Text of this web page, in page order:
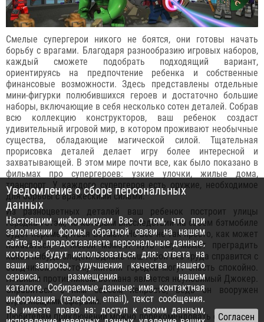
Смелые супергерои никого не боятся, они готовы начать
борьбу с врагами. Благодаря разнообразию игровых наборов,
каждый сможете подобрать подходящий вариант,
ориентируясь на предпочтение ребенка и собственные
финансовые возможности. Здесь представлены отдельные
мини-фигурки полюбившихся героев и достаточно большие
наборы, включающие в себя несколько сотен деталей. Собрав
всю коллекцию конструкторов, ваш ребенок создаст
удивительный игровой мир, в котором проживают необычные
существа, обладающие магической силой. Тщательная
прорисовка деталей делает игру более интересной и
захватывающей. В этом мире почти все, как было показано в
фильмах про супергероев: узкие улочки, жилые дома,
транспорт. У каждого супергероя есть оружие, необходимое
для борьбы с вражескими силами.
Из разноцветных деталей ваш ребенок построит улицы
городка Готэм, по которым впоследствии на своем бэтмобиле
будет перемещаться Бэтман. Но все не так просто, как может
показаться. В любой момент путь ему может преградить
какой-нибудь злодей. Однако наш герой без труда справится с
обидчиком. Поэтому жители городка могут спасть спокойно.
Главным противником Бэтмана является неуловимый Джокер.
Справиться с ним совсем непросто, ведь он вооружен
стреляющими сферами.
Любителям приключений можно порекомендовать серию лего
Уведомление о сборе персональных
данных
Настоящим информируем Вас о том, что при
заполнении формы обратной связи на нашем
сайте, вы предоставляете персональные данные,
которые будут использоваться для: ответа на
ваши запросы, улучшения качества нашего
сервиса, размещения в нашем
каталоге. Собираемые данные: имя, контактная
информация (телефон, email), текст сообщения.
Вы имеете право на: доступ к своим данным,